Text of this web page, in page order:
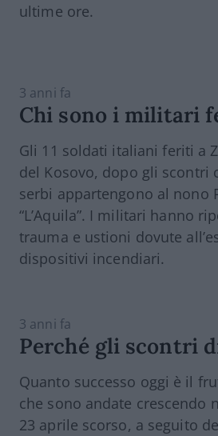
ultime ore.
3 anni fa
Chi sono i militari
Gli 11 soldati italiani feriti a
del Kosovo, dopo gli scontri
serbi appartengono al nono
“L’Aquila”. I militari hanno
trauma e ustioni dovute
dispositivi incendiari.
3 anni fa
Perché gli scontri
Quanto successo oggi è il
che sono andate crescendo
23 aprile scorso, a seguito